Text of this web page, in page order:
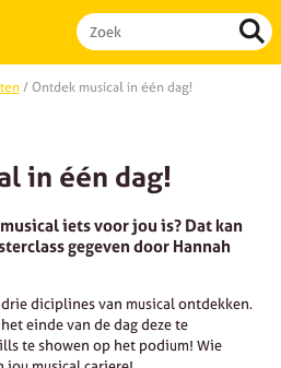
/Ontdek musical in één dag!
in één dag!
iets voor jou is? Dat kan
gegeven door Hannah
drie diciplines van musical ontdekken.
einde van de dag deze te
te showen op het podium! Wie